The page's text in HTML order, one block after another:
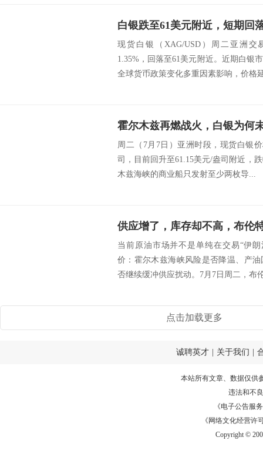
白银跌至61美元附近，短期回
现货白银（XAG/USD）周二亚洲
1.35%，回落至61美元附近。近期白银
全球货币政策变化多重因素影响，价格
霍尔木兹再燃战火，白银为何
周二（7月7日）亚洲时段，现货白银
司，目前回升至61.15美元/盎司附近，
木兹海峡的商业船只发射至少两枚导...
供应增了，库存却不高，布伦
当前原油市场并不是单纯在交易“伊
价：霍尔木兹海峡风险是否降温、产
否继续缓冲供应扰动。7月7日周二，布
点击加载更多
诚聘英才 关于我们
本站所有文章、数据仅供
违法和不
《电子公告服务
《网络文化经营许
Copyright ©